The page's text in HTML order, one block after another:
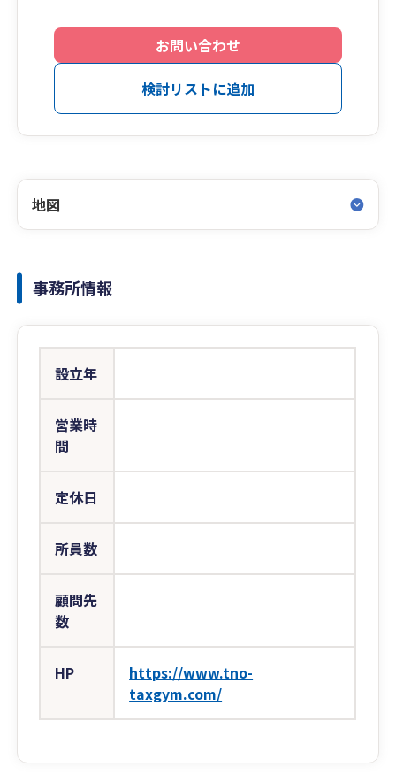
お問い合わせ
検討リストに追加
地図
事務所情報
設立年
営業時
間
定休日
所員数
顧問先
数
HP
https://www.tno-
taxgym.com/